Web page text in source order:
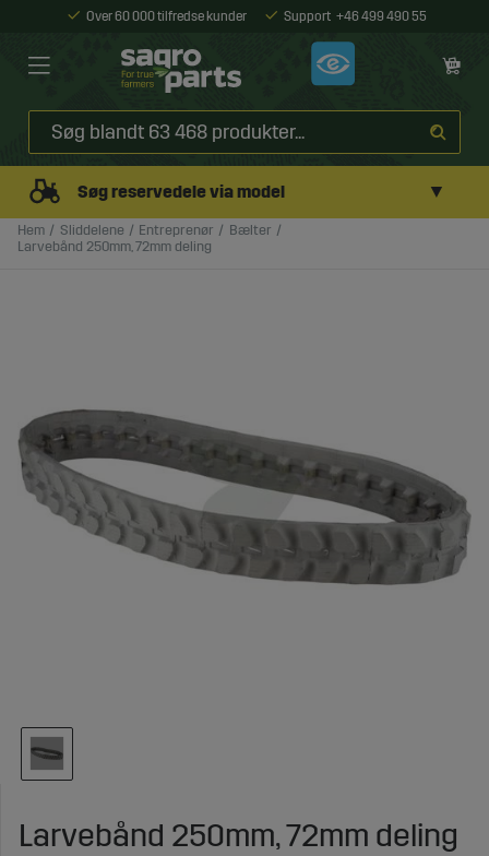
Over 60 000 tilfredse kunder Support +46 499 490 55
Søg reservedele via model ▼
Hem Sliddelene Entreprenør
Bælter
Larvebånd 250mm, 72mm deling
Larvebånd 250mm, 72mm deling